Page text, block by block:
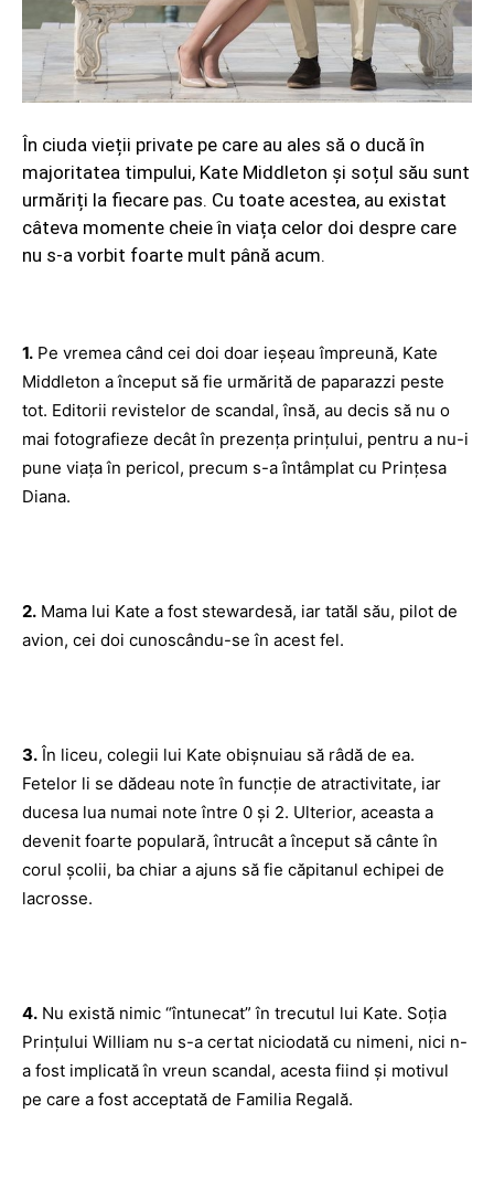
În ciuda vieții private pe care au ales să o ducă în
majoritatea timpului, Kate Middleton și soțul său sunt
urmăriți la fiecare pas. Cu toate acestea, au existat
câteva momente cheie în viața celor doi despre care
nu s-a vorbit foarte mult până acum.
1. Pe vremea când cei doi doar ieșeau împreună, Kate
Middleton a început să fie urmărită de paparazzi peste
tot. Editorii revistelor de scandal, însă, au decis să nu o
mai fotografieze decât în prezența prințului, pentru a nu-i
pune viața în pericol, precum s-a întâmplat cu Prințesa
Diana.
2. Mama lui Kate a fost stewardesă, iar tatăl său, pilot de
avion, cei doi cunoscându-se în acest fel.
3. În liceu, colegii lui Kate obișnuiau să râdă de ea.
Fetelor li se dădeau note în funcție de atractivitate, iar
ducesa lua numai note între 0 și 2. Ulterior, aceasta a
devenit foarte populară, întrucât a început să cânte în
corul școlii, ba chiar a ajuns să fie căpitanul echipei de
lacrosse.
4. Nu există nimic “întunecat” în trecutul lui Kate. Soția
Prințului William nu s-a certat niciodată cu nimeni, nici n-
a fost implicată în vreun scandal, acesta fiind și motivul
pe care a fost acceptată de Familia Regală.